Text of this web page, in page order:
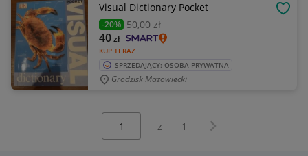
Visual Dictionary Pocket
-20% 50,00 zł
KUP TERAZ
40zł
SPRZEDAJĄCY: OSOBA PRYWATNA
Grodzisk Mazowiecki
z 1 Następna strona